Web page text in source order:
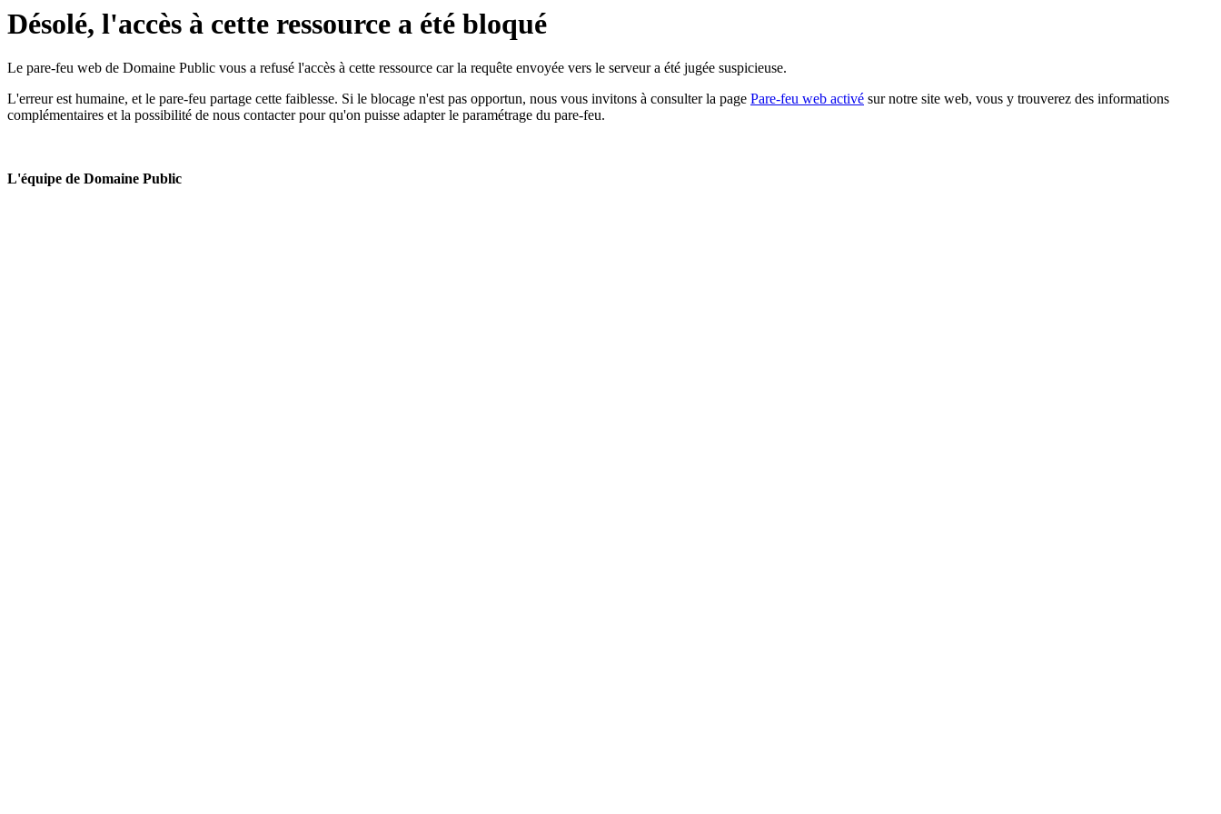
Désolé, l'accès à cette ressource a été bloqué
Le pare-feu web de Domaine Public vous a refusé l'accès à cette ressource car la requête envoyée vers le serveur a été jugée suspicieuse.
L'erreur est humaine, et le pare-feu partage cette faiblesse. Si le blocage n'est pas opportun, nous vous invitons à consulter la page Pare-feu web activé sur notre site web, vous y trouverez des informations
complémentaires et la possibilité de nous contacter pour qu'on puisse adapter le paramétrage du pare-feu.
L'équipe de Domaine Public